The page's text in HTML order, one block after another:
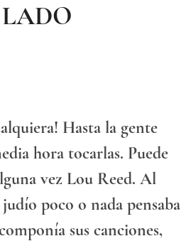
Hasta la gente
hora tocarlas. Puede
vez Lou Reed. Al
poco o nada pensaba
sus canciones,